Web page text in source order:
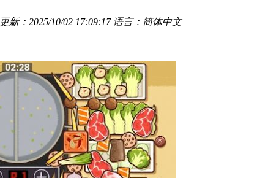
更新：2025/10/02 17:09:17 语言：简体中文